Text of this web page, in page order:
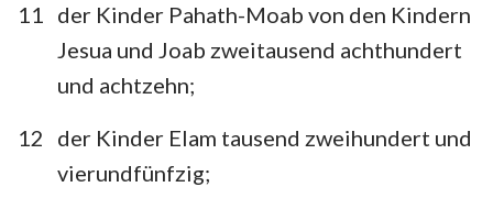
11
der Kinder Pahath-Moab von den Kindern
Jesua und Joab zweitausend achthundert
und achtzehn;
12
der Kinder Elam tausend zweihundert und
vierundfünfzig;